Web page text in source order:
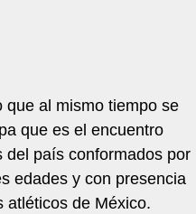
que al mismo tiempo se
que es el encuentro
país conformados por
edades y con presencia
atléticos de México.